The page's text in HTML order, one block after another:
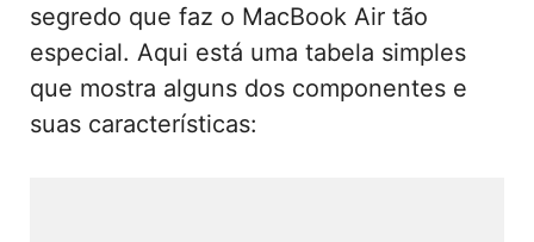
segredo que faz o MacBook Air tão
especial. Aqui está uma tabela simples
que mostra alguns dos componentes e
suas características: